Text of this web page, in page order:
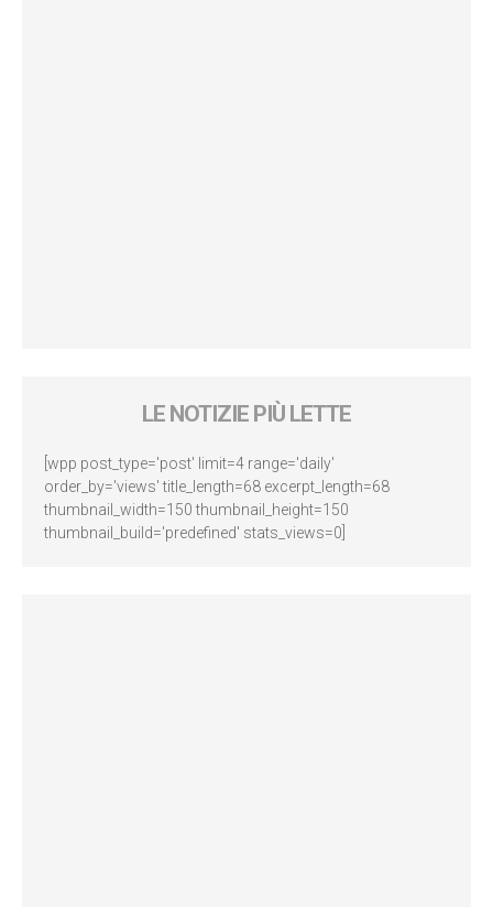
LE NOTIZIE PIÙ LETTE
[wpp post_type='post' limit=4 range='daily'
order_by='views' title_length=68 excerpt_length=68
thumbnail_width=150 thumbnail_height=150
thumbnail_build='predefined' stats_views=0]